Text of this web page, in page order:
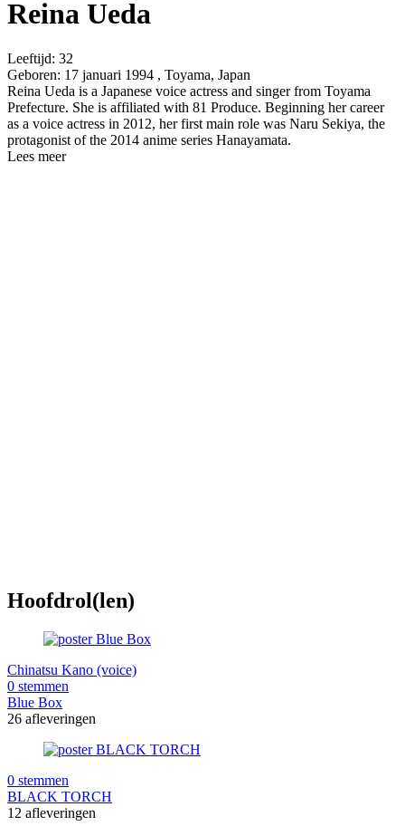
Reina Ueda
Leeftijd: 32
Geboren: 17 januari 1994 , Toyama, Japan
Reina Ueda is a Japanese voice actress and singer from Toyama
Prefecture. She is affiliated with 81 Produce. Beginning her career
as a voice actress in 2012, her first main role was Naru Sekiya, the
protagonist of the 2014 anime series Hanayamata.
Lees meer
Hoofdrol(len)
Chinatsu Kano (voice)
0 stemmen
Blue Box
26 afleveringen
0 stemmen
BLACK TORCH
12 afleveringen